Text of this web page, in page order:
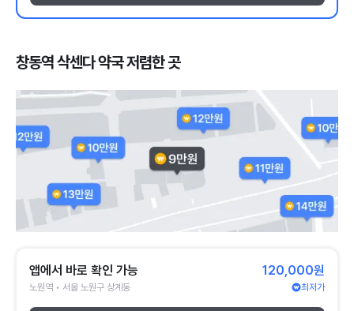
창동역 삭센다 약국 저렴한 곳
앱에서 바로 확인 가능
노원역 • 서울 노원구 상계동
120,000원
최저가